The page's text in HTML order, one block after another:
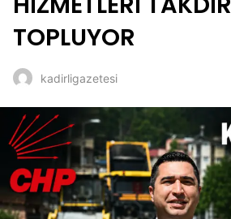
TOPLUYOR
kadirligazetesi